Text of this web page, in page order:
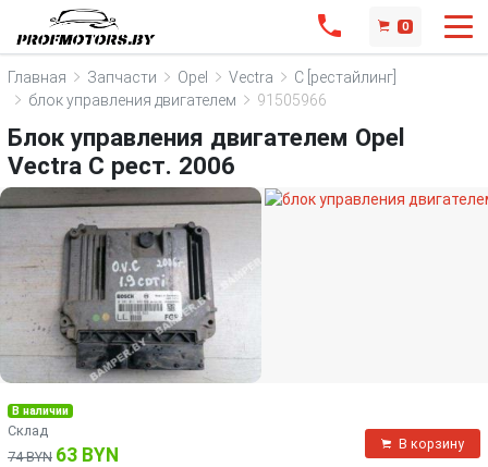
0
Главная Запчасти Opel Vectra
C [рестайлинг]
блок управления двигателем
91505966
Блок управления двигателем Opel
Vectra C рест. 2006
В наличии
Склад
74 BYN 63 BYN
В корзину